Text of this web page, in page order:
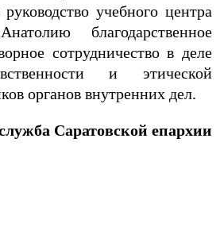
учебного центра
благодарственное
сотрудничество в деле
и этической
органов внутренних дел.
Саратовской епархии